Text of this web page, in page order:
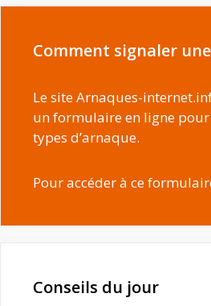
Comment signaler
Le site Arnaques-
un formulaire en ligne
types d’arnaque.
Pour accéder à ce
Conseils du jour